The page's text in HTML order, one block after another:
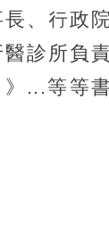
、行政
診所負責
...等等書